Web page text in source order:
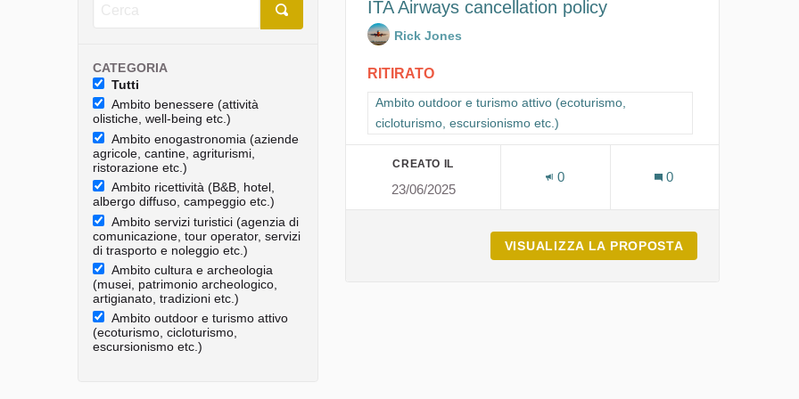
CATEGORIA
Tutti
Ambito benessere (attività
olistiche, well-being etc.)
Ambito enogastronomia (aziende
agricole, cantine, agriturismi,
ristorazione etc.)
Ambito ricettività (B&B, hotel,
albergo diffuso, campeggio etc.)
Ambito servizi turistici (agenzia di
comunicazione, tour operator, servizi
di trasporto e noleggio etc.)
Ambito cultura e archeologia
(musei, patrimonio archeologico,
artigianato, tradizioni etc.)
Ambito outdoor e turismo attivo
(ecoturismo, cicloturismo,
escursionismo etc.)
ITA Airways cancellation policy
Rick Jones
RITIRATO
Filtra i risultati per categoria: Ambito outdoor e turismo attivo (ecoturismo,
Ambito outdoor e turismo attivo (ecoturismo,
cicloturismo, escursionismo etc.)
CREATO IL
23/06/2025
0 0
VISUALIZZA LA PROPOSTA